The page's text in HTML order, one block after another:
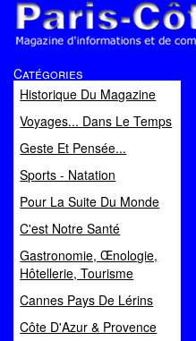
Magazine d'informations et
Catégories
Historique Du Magazine
Voyages... Dans Le Temps
Geste Et Pensée...
Sports - Natation
Pour La Suite Du Monde
C'est Notre Santé
Gastronomie, Œnologie,
Hôtellerie, Tourisme
Cannes Pays De Lérins
Côte D'Azur & Provence